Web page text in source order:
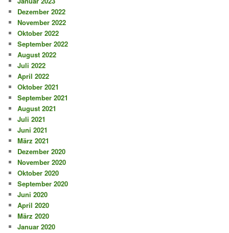
Dezember 2022
November 2022
Oktober 2022
September 2022
August 2022
Juli 2022
April 2022
Oktober 2021
September 2021
August 2021
Juli 2021
Juni 2021
März 2021
Dezember 2020
November 2020
Oktober 2020
September 2020
Juni 2020
April 2020
März 2020
Januar 2020